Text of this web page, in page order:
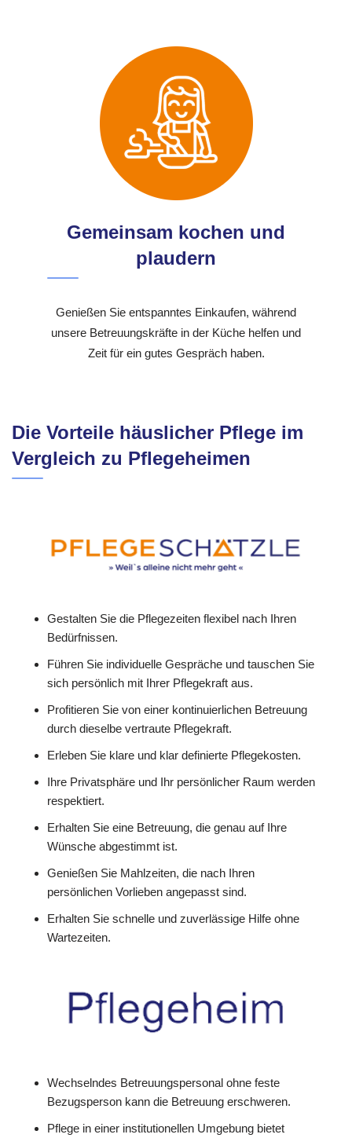
Gemeinsam kochen und
plaudern
Genießen Sie entspanntes Einkaufen, während
unsere Betreuungskräfte in der Küche helfen und
Zeit für ein gutes Gespräch haben.
Die Vorteile häuslicher Pflege im
Vergleich zu Pflegeheimen
Gestalten Sie die Pflegezeiten flexibel nach Ihren
Bedürfnissen.
Führen Sie individuelle Gespräche und tauschen Sie
sich persönlich mit Ihrer Pflegekraft aus.
Profitieren Sie von einer kontinuierlichen Betreuung
durch dieselbe vertraute Pflegekraft.
Erleben Sie klare und klar definierte Pflegekosten.
Ihre Privatsphäre und Ihr persönlicher Raum werden
respektiert.
Erhalten Sie eine Betreuung, die genau auf Ihre
Wünsche abgestimmt ist.
Genießen Sie Mahlzeiten, die nach Ihren
persönlichen Vorlieben angepasst sind.
Erhalten Sie schnelle und zuverlässige Hilfe ohne
Wartezeiten.
Wechselndes Betreuungspersonal ohne feste
Bezugsperson kann die Betreuung erschweren.
Pflege in einer institutionellen Umgebung bietet